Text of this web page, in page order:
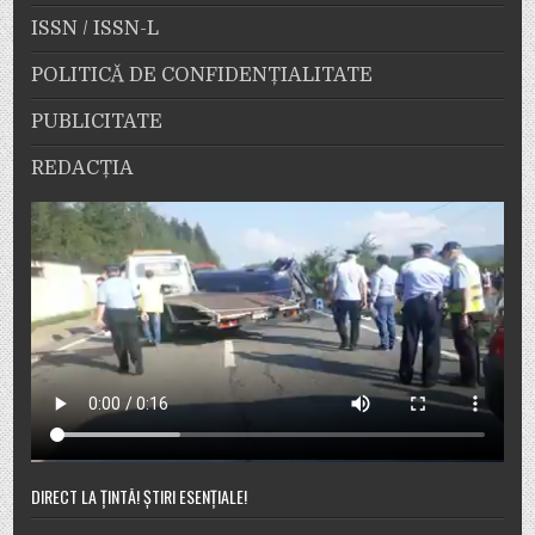
ISSN / ISSN-L
POLITICĂ DE CONFIDENȚIALITATE
PUBLICITATE
REDACȚIA
DIRECT LA ȚINTĂ! ȘTIRI ESENȚIALE!